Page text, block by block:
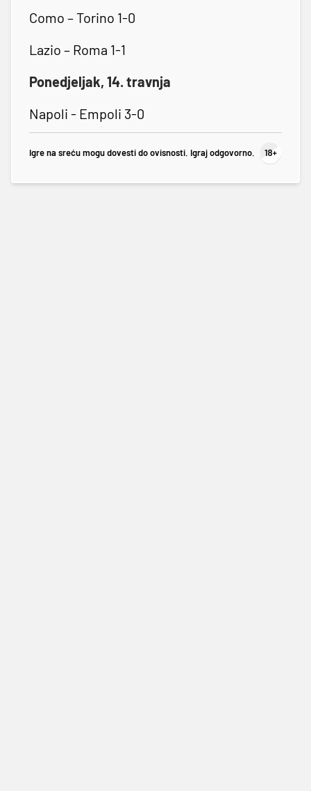
Como – Torino 1-0
Lazio – Roma 1-1
Ponedjeljak, 14. travnja
Napoli - Empoli 3-0
Igre na sreću mogu dovesti do ovisnosti. Igraj odgovorno.